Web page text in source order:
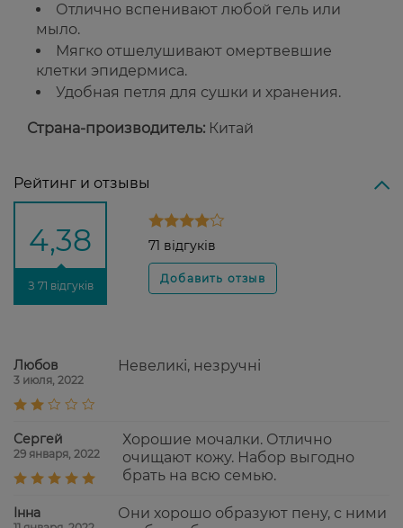
Отлично вспенивают любой гель или
мыло.
Мягко отшелушивают омертвевшие
клетки эпидермиса.
Удобная петля для сушки и хранения.
Страна-производитель: Китай
Рейтинг и отзывы
4,38
З 71 відгуків
71 відгуків
Любов
3 июля, 2022
Невеликі, незручні
Сергей
29 января, 2022
Хорошие мочалки. Отлично
очищают кожу. Набор выгодно
брать на всю семью.
Інна
Они хорошо образуют пену, с ними